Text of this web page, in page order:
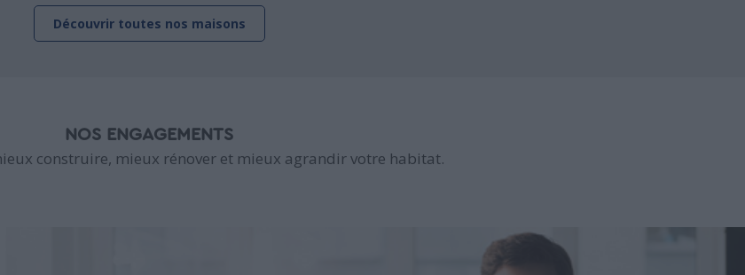
Découvrir toutes nos maisons
NOS ENGAGEMENTS
construire, mieux rénover et mieux agrandir votre habitat.